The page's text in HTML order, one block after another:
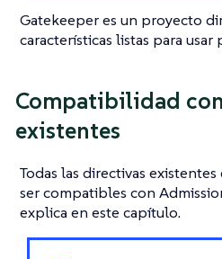
Gatekeeper es un proyecto
características listas para usar
Compatibilidad
existentes
Todas las directivas
ser compatibles con
explica en este capítulo.